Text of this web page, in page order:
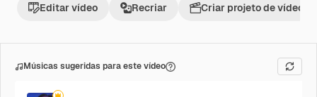
Editar vídeo Recriar Criar projeto de vídeo
Músicas sugeridas para este vídeo